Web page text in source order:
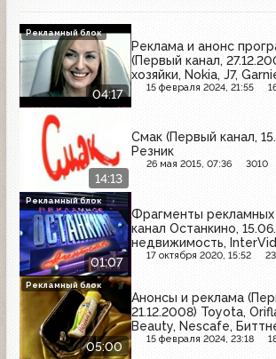
04:17
Реклама и анонс
(Первый канал,
хозяйки, Nokia, J7,
Финансовый
15 февраля 2024, 21:55
Рекламный блок
14:13
Смак (Первый канал,
Резник
26 мая 2015, 07:36 3010
01:07
Фрагменты рекламных
канал Останкино,
недвижимость,
Studio, МММ
17 октября 2020, 15:52
Рекламный блок
05:00
Анонсы и реклама
21.12.2008) Toyota,
Beauty, Nescafe,
Л'Этуаль, Арбидол,
15 февраля 2024, 23:18
Рекламный блок